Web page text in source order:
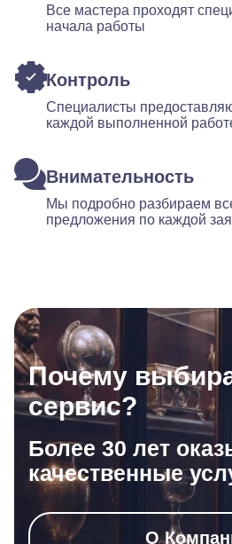
Все мастера проходят
начала работы
Контроль
Специалисты
каждой выполненной
Внимательность
Мы подробно разбираем
предложения по каждой
Почему
сервис?
Более 30 лет
качественные
О